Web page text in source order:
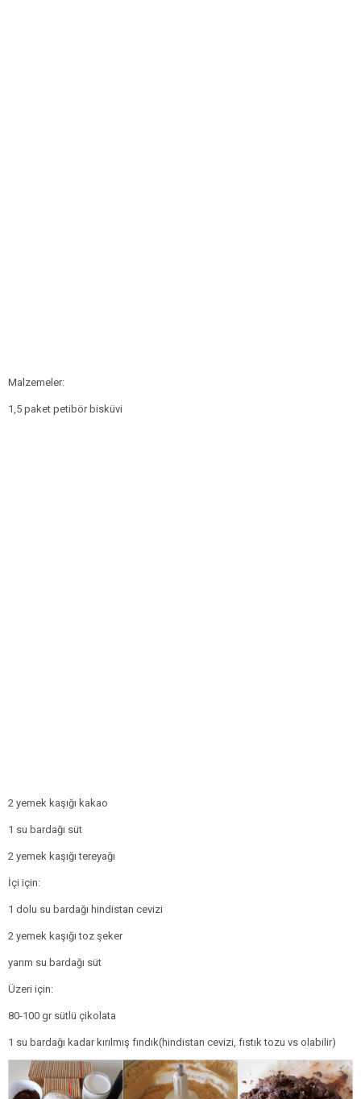
Malzemeler:
1,5 paket petibör bisküvi
2 yemek kaşığı kakao
1 su bardağı süt
2 yemek kaşığı tereyağı
İçi için:
1 dolu su bardağı hindistan cevizi
2 yemek kaşığı toz şeker
yarım su bardağı süt
Üzeri için:
80-100 gr sütlü çikolata
1 su bardağı kadar kırılmış fındık(hindistan cevizi, fıstık tozu vs olabilir)